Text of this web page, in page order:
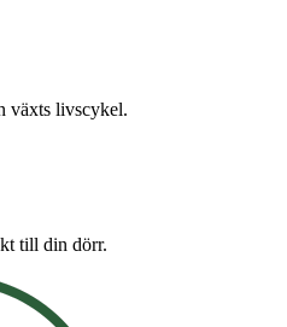
växts livscykel.
till din dörr.